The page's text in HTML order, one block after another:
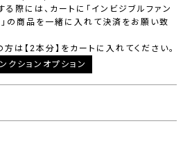
際には、カートに「インビジブルファン
」の商品を一緒に入れて決済をお願い致
は【2本分】をカートに入れてください。
クションオプション